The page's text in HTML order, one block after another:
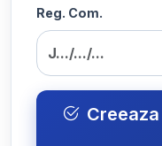
Reg. Com.